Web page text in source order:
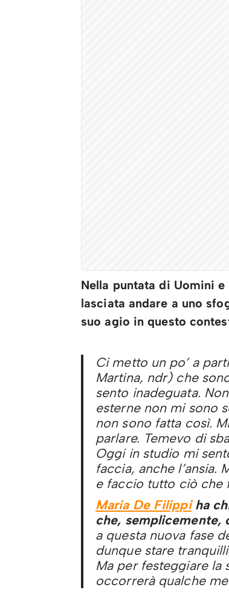
Nella puntata di Uomini
lasciata andare a uno
suo agio in questo
Ci metto un po’ a
Martina, ndr) che
sento inadeguata.
esterne non mi sono
non sono fatta così.
parlare. Temevo di
Oggi in studio mi
faccia, anche
e faccio tutto ciò che
Maria De Filippiha
che, semplicemente,
a questa nuova fase
dunque stare
Ma per festeggiare la
occorrerà qualche